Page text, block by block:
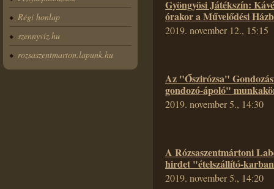
Régi honlap
szennyvíz.hu
rozsaszentmarton.lapunk.hu
Gyöngyösi Játékszín:
órakor a Művelődési
2019. november 12., 15:15
Az "Őszirózsa"
gondozó-ápoló"
2019. november 5., 14:30
A Rózsaszentmártoni
hirdet "ételszállító-
2019. november 5., 14:20